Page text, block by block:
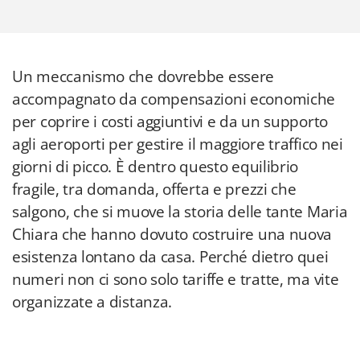
Un meccanismo che dovrebbe essere
accompagnato da compensazioni economiche
per coprire i costi aggiuntivi e da un supporto
agli aeroporti per gestire il maggiore traffico nei
giorni di picco. È dentro questo equilibrio
fragile, tra domanda, offerta e prezzi che
salgono, che si muove la storia delle tante Maria
Chiara che hanno dovuto costruire una nuova
esistenza lontano da casa. Perché dietro quei
numeri non ci sono solo tariffe e tratte, ma vite
organizzate a distanza.